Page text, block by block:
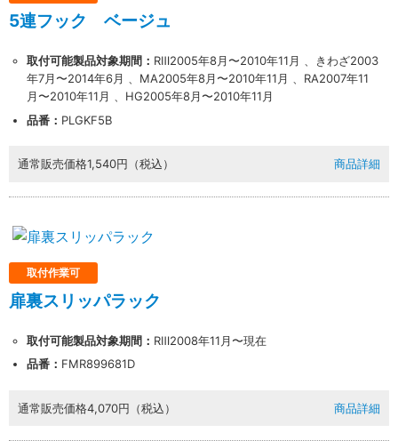
5連フック ベージュ
取付可能製品対象期間： RⅢ2005年8月〜2010年11月 、きわざ2003
年7月〜2014年6月 、MA2005年8月〜2010年11月 、RA2007年11
月〜2010年11月 、HG2005年8月〜2010年11月
品番： PLGKF5B
通常販売価格1,540円（税込） 商品詳細
取付作業可
扉裏スリッパラック
取付可能製品対象期間： RⅢ2008年11月〜現在
品番： FMR899681D
通常販売価格4,070円（税込） 商品詳細